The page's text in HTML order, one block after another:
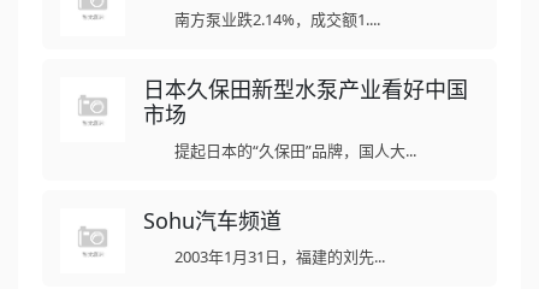
南方泵业跌2.14%，成交额1....
日本久保田新型水泵产业看好中国
市场
提起日本的“久保田”品牌，国人大...
Sohu汽车频道
2003年1月31日，福建的刘先...